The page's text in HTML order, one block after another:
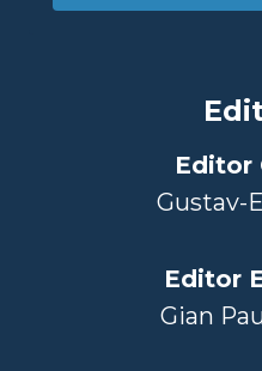
Editor
Gustav-
Editor
Gian